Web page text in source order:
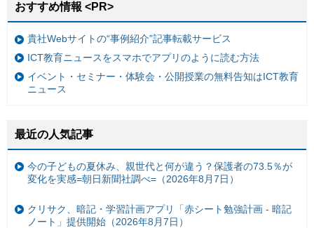
おすすめ情報 <PR>
貴社Webサイトの“事例紹介”記事転載サービス
ICT教育ニュースをスマホでアプリのように読む方法
イベント・セミナー・体験会・公開授業の無料告知はICT教育
ニュース
最近の人気記事
今の子どもの夏休み、親世代と何が違う？保護者の73.5％が
変化を実感=朝日新聞社調べ=（2026年8月7日）
クリサク、暗記・学習計画アプリ「赤シート勉強計画 - 暗記
ノート」提供開始（2026年8月7日）